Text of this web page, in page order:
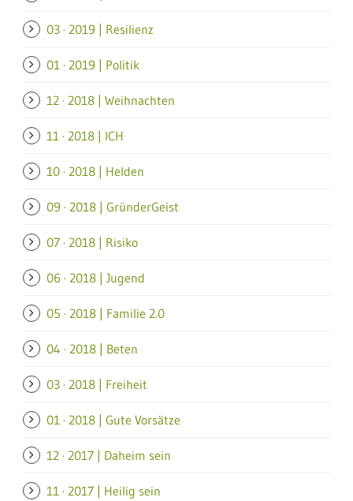
03 · 2019 | Resilienz
01 · 2019 | Politik
12 · 2018 | Weihnachten
11 · 2018 | ICH
10 · 2018 | Helden
09 · 2018 | GründerGeist
07 · 2018 | Risiko
06 · 2018 | Jugend
05 · 2018 | Familie 2.0
04 · 2018 | Beten
03 · 2018 | Freiheit
01 · 2018 | Gute Vorsätze
12 · 2017 | Daheim sein
11 · 2017 | Heilig sein